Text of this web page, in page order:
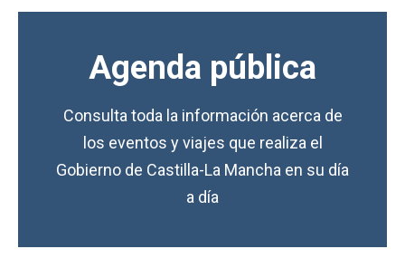
Agenda pública
Consulta toda la información acerca de
los eventos y viajes que realiza el
Gobierno de Castilla-La Mancha en su día
a día